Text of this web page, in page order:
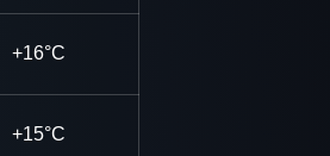
+16°C
+15°C